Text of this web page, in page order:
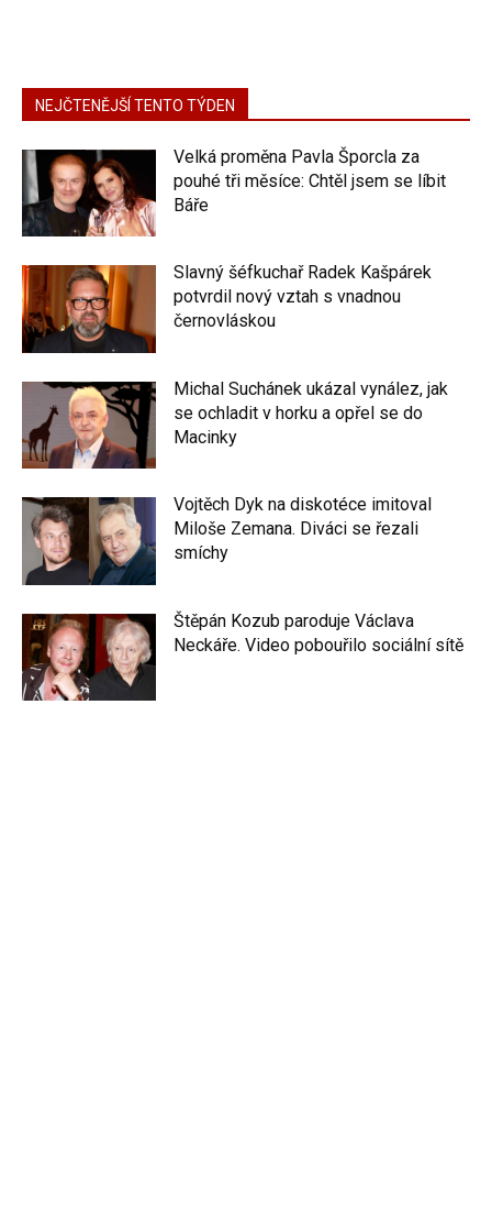
NEJČTENĚJŠÍ TENTO TÝDEN
Velká proměna Pavla Šporcla za
pouhé tři měsíce: Chtěl jsem se líbit
Báře
Slavný šéfkuchař Radek Kašpárek
potvrdil nový vztah s vnadnou
černovláskou
Michal Suchánek ukázal vynález, jak
se ochladit v horku a opřel se do
Macinky
Vojtěch Dyk na diskotéce imitoval
Miloše Zemana. Diváci se řezali
smíchy
Štěpán Kozub paroduje Václava
Neckáře. Video pobouřilo sociální sítě